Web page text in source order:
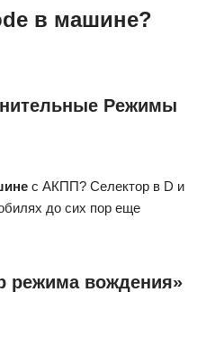
в машине?
Режимы
с АКПП? Селектор в D и
до сих пор еще
режима вождения»